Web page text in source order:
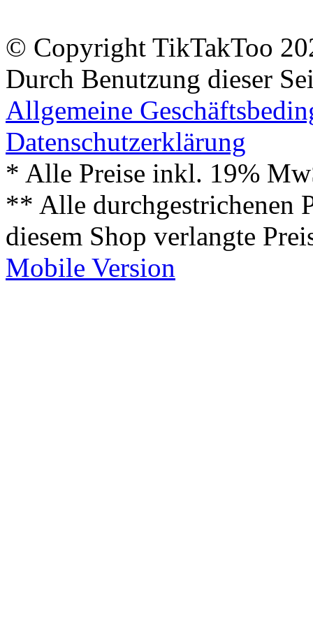
© Copyright TikTakToo
Durch Benutzung dieser
Allgemeine
Datenschutzerklärung
* Alle Preise inkl. 19%
** Alle durchgestrichenen
diesem Shop verlangte
Mobile Version